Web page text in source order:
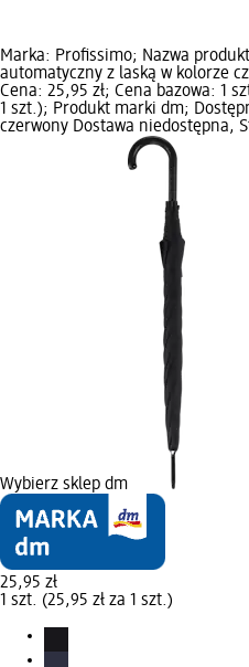
Marka: Profissimo; Nazwa
automatyczny z laską w kolorze
Cena: 25,95 zł; Cena bazowa: 1
1 szt.); Produkt marki dm;
czerwony Dostawa niedostępna,
Wybierz sklep dm
25,95 zł
1 szt. (25,95 zł za 1 szt.)